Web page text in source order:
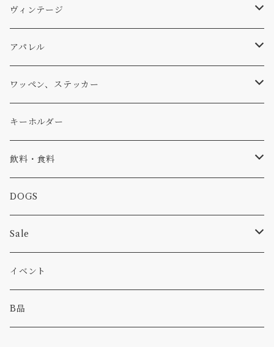
パンツ
パーカー・トレーナー
アウター
コラボ
食品
アメリカ軍払い下げ
...mura
小物
ヘルメット
スリーピング
小物
コーヒー
焚き火
スキー
ステッカー
ワッペン
小物
ヴィンテージ
ワッペン
ステッカー
小物
バイク
カー
アパレル
Tシャツ
キャップ、ニット
バッグ
小物
パンツ
パーカー・トレーナー
ワッペン、ステッカー
ワッペン
ステッカー
ピン
キーホルダー
飲料・食料
コーヒー
食べ物
DOGS
Sale
カー
キャンプ
イベント
B品